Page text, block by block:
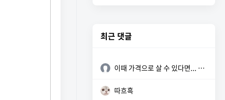
최근 댓글
이때 가격으로 살 수 있다면... 참 좋을텐데
따흐흑